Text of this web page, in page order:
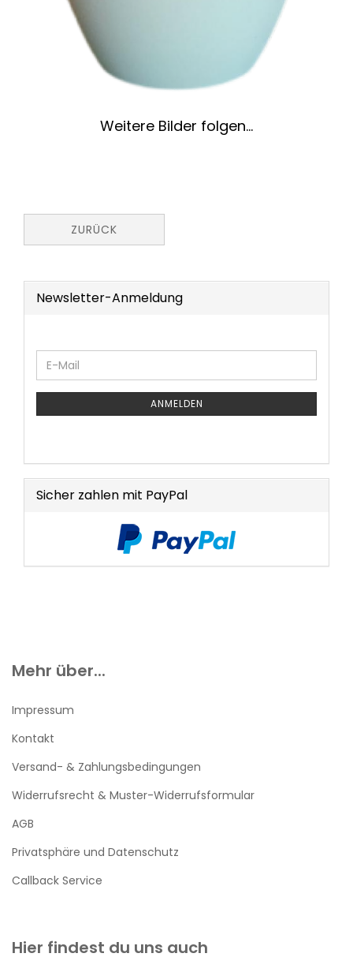
Weitere Bilder folgen...
ZURÜCK
Newsletter-Anmeldung
WEITER
ZUR
NEWSLETTER-
E-
Mail
ANMELDEN
Sicher zahlen mit PayPal
Mehr über...
Impressum
Kontakt
Versand- & Zahlungsbedingungen
Widerrufsrecht & Muster-Widerrufsformular
AGB
Privatsphäre und Datenschutz
Callback Service
Hier findest du uns auch